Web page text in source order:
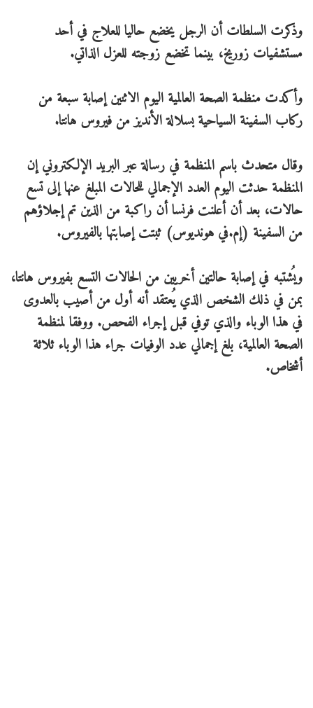
وذكرت السلطات أن الرجل يخضع حاليا للعلاج في أحد
مستشفيات زوريخ، بينما تخضع زوجته للعزل الذاتي.
وأكدت منظمة الصحة العالمية اليوم الاثنين إصابة سبعة من
ركاب السفينة السياحية بسلالة الأنديز من فيروس هانتا.
وقال متحدث باسم المنظمة في رسالة عبر البريد الإلكتروني إن
المنظمة حدثت اليوم العدد الإجمالي للحالات المبلغ عنها إلى تسع
حالات، بعد أن أعلنت فرنسا أن راكبة من الذين تم إجلاؤهم
من السفينة (إم.في هونديوس) ثبتت إصابتها بالفيروس.
ويُشتبه في إصابة حالتين أخريين من الحالات التسع بفيروس هانتا،
بمن في ذلك الشخص الذي يُعتقد أنه أول من أصيب بالعدوى
في هذا الوباء والذي توفي قبل إجراء الفحص. ووفقا لمنظمة
الصحة العالمية، بلغ إجمالي عدد الوفيات جراء هذا الوباء ثلاثة
أشخاص.